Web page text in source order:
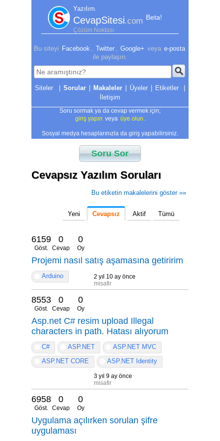
Yazılım.
CevapSitesi.com Beta!
Çözüm Noktası
Bu siteyi Facebook Twitter Google+ veya e-posta
ile paylaşın.
| Sorular | Makaleler | Üyeler | Etiketler
|
İletişim
Soru sormak ya da cevap vermek için;
giriş yapın veya üye olun
Sosyal medya hesaplarınızla da giriş yapabilirsiniz.
Soru Sor
Cevapsız Yazılım Soruları
Bu etiketin makalelerini göster »»
Yeni Cevapsız Aktif Tümü
6159
Göst.
0
Cevap
0
Oy
Projemi nasıl satış aşamasına getiririm
Arduino
2 yıl 10 ay önce
misafir
8553
Göst.
0
Cevap
0
Oy
Asp.net C# resim upload Illegal
characters in path. Hatası alıyorum
C# ASP.NET
ASP.NET MVC
ASP.NET CORE
ASP.NET Identity
3 yıl 9 ay önce
misafir
6958
Göst.
0
Cevap
0
Oy
Uygulama açılırken sorulan şifre
uygulaması